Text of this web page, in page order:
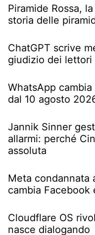
Piramide Rossa,
storia delle
ChatGPT scrive
giudizio dei lettori
WhatsApp
dal 10 agosto
Jannik Sinner
allarmi: perché
assoluta
Meta condannata
cambia Facebook
Cloudflare OS
nasce dialogando